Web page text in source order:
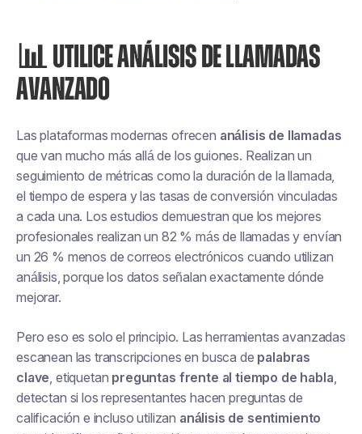
📊 UTILICE ANÁLISIS DE LLAMADAS
AVANZADO
Las plataformas modernas ofrecen análisis de llamadas
que van mucho más allá de los guiones. Realizan un
seguimiento de métricas como la duración de la llamada,
el tiempo de espera y las tasas de conversión vinculadas
a cada una. Los estudios demuestran que los mejores
profesionales realizan un 82 % más de llamadas y envían
un 26 % menos de correos electrónicos cuando utilizan
análisis, porque los datos señalan exactamente dónde
mejorar.
Pero eso es solo el principio. Las herramientas avanzadas
escanean las transcripciones en busca de palabras
clave, etiquetan preguntas frente al tiempo de habla,
detectan si los representantes hacen preguntas de
calificación e incluso utilizan análisis de sentimiento